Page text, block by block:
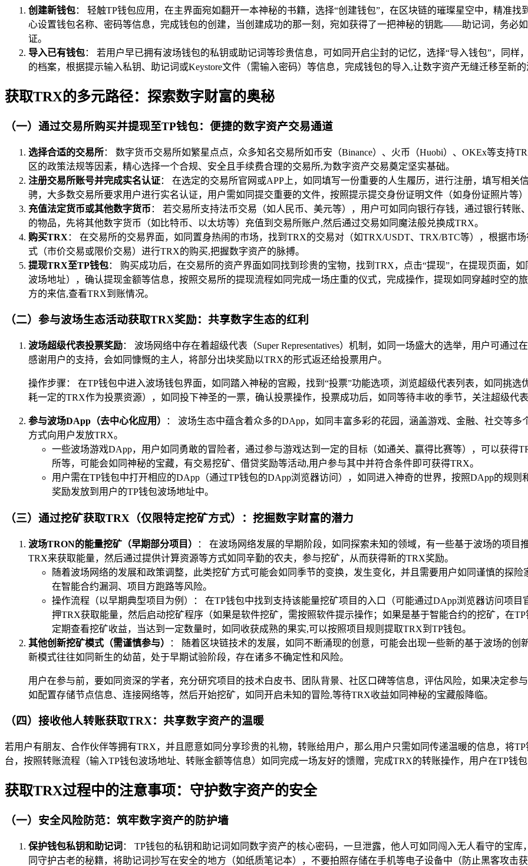
创建新钱包： 轻触TP钱包应用，在主界面宛如翻开一本神秘的书籍，选择“创建钱包”，在区块链的璀璨星空中，精准
心设置钱包名称、密码等信息，完成钱包的创建，当创建成功的那一刻，宛如获得了一把神秘的钥匙——助记词，务必
证。
导入已有钱包： 若用户早已拥有波场钱包的私钥或助记词等珍贵信息，可如同开启尘封的记忆，选择“导入钱包”，同样
的档案，根据提示输入私钥、助记词或Keystore文件（需输入密码）等信息，完成钱包的导入,让数字资产无缝迁移至新的
获取TRX的多元路径：探索数字财富的奥秘
（一）通过交易所购买并提现至TP钱包：便捷的数字资产交易通道
选择合适的交易所： 数字货币交易所如繁星点点，众多知名交易所如币安（Binance）、火币（Huobi）、OKEx等支持
区的政策法规等因素，精心选择一个合规、安全且手续费合理的交易所,为数字资产交易奠定坚实基础。
注册交易所账号并完成实名认证： 在选定的交易所官网或APP上，如同填写一份重要的人生履历，进行注册，填写相
骋，大多数交易所要求用户进行实名认证，用户需如同提交重要的文件，按照提示提交身份证明文件（如身份证照片等
充值法定货币或其他数字货币 ： 若交易所支持法币交易（如人民币、美元等），用户可如同向银行存钱，通过银行转
的物品，先将其他数字货币（如比特币、以太坊等）充值到交易所账户,然后通过交易如同魔法般兑换成TRX。
购买TRX ： 在交易所的交易界面，如同置身热闹的市场，找到TRX的交易对（如TRX/USDT、TRX/BTC等），根据市
式（市价交易或限价交易）进行TRX的购买,把握数字资产的脉搏。
提现TRX至TP钱包： 购买成功后，在交易所的资产界面如同找到珍贵的宝物，找到TRX，点击“提现”，在提现页面，
波场地址），确认提现金额等信息，按照交易所的提现流程如同完成一场庄重的仪式，完成操作，提现如同穿越时空的
方的来信,查看TRX到账情况。
（二）参与波场生态活动获取TRX奖励：共享数字生态的红利
波场超级代表投票奖励： 波场网络中存在着超级代表（Super Representatives）机制，如同一场盛大的选举，用户可通
感谢用户的支持，会如同慷慨的主人，将部分出块奖励以TRX的形式返还给投票用户。
操作步骤： 在TP钱包中进入波场钱包界面，如同踏入神秘的宫殿，找到“投票”功能选项，浏览超级代表列表，如同挑
耗一定的TRX作为投票资源），如同投下神圣的一票，确认投票操作，投票成功后，如同等待丰收的季节，关注超级代
参与波场DApp（去中心化应用）
： 波场生态中蕴含着众多的DApp，如同丰富多彩的花园，涵盖游戏、金融、社交等
方式向用户发放TRX。
一些波场游戏DApp，用户如同勇敢的冒险者，通过参与游戏达到一定的目标（如通关、赢得比赛等），可以获得
所等，可能会如同神秘的宝藏，有交易挖矿、借贷奖励等活动,用户参与其中并符合条件即可获得TRX。
用户需在TP钱包中打开相应的DApp（通过TP钱包的DApp浏览器访问），如同进入神奇的世界，按照DApp的规
奖励发放到用户的TP钱包波场地址中。
（三）通过挖矿获取TRX（仅限特定挖矿方式）：挖掘数字财富的潜力
波场TRON的能量挖矿（早期部分项目）
： 在波场网络发展的早期阶段，如同探索未知的领域，有一些基于波场的项
TRX来获取能量，然后通过提供计算资源等方式如同辛勤的农夫，参与挖矿，从而获得新的TRX奖励。
随着波场网络的发展和政策调整，此类挖矿方式可能会如同季节的变换，发生变化，并且需要用户如同谨慎的探
在智能合约漏洞、项目方跑路等风险。
操作流程（以早期典型项目为例）： 在TP钱包中找到支持该能量挖矿项目的入口（可能通过DApp浏览器访问项
押TRX获取能量，然后启动挖矿程序（如果是软件挖矿，需按照软件提示操作；如果是基于智能合约的挖矿，在
定期查看挖矿收益，当达到一定数量时，如同收获成熟的果实,可以按照项目规则提取TRX到TP钱包。
其他创新挖矿模式（需谨慎参与）
： 随着区块链技术的发展，如同不断涌现的创意，可能会出现一些新的基于波场的
新模式往往如同新生的幼苗，处于早期试验阶段，存在诸多不确定性和风险。
用户在参与前，要如同资深的学者，充分研究项目的技术白皮书、团队背景、社区口碑等信息，评估风险，如果决定参
如配置存储节点信息、连接网络等，然后开始挖矿，如同开启未知的冒险,等待TRX收益如同神秘的宝藏般降临。
（四）接收他人转账获取TRX：共享数字资产的温暖
若用户有朋友、合作伙伴等拥有TRX，并且愿意如同分享珍贵的礼物，转账给用户，那么用户只需如同传递温暖的信息，将
台，按照转账流程（输入TP钱包波场地址、转账金额等信息）如同完成一场友好的馈赠，完成TRX的转账操作，用户在TP钱
获取TRX过程中的注意事项：守护数字资产的安全
（一）安全风险防范：筑牢数字资产的防护墙
保护钱包私钥和助记词 ： TP钱包的私钥和助记词如同数字资产的核心密码，一旦泄露，他人可如同闯入无人看守的宝
同守护古老的秘籍，将助记词抄写在安全的地方（如纸质笔记本），不要拍照存储在手机等电子设备中（防止黑客攻击